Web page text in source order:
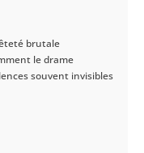
brutale
le drame
souvent invisibles